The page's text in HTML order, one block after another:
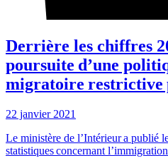
Derrière les chiffres
poursuite d’une
migratoire restrictive
22 janvier 2021
Le ministère de l’Intérieur a publié
statistiques concernant